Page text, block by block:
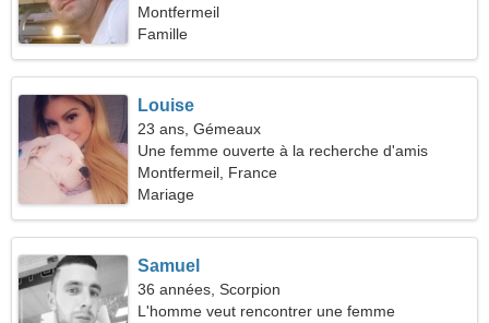
femme cool
Montfermeil
Famille
Louise
23 ans, Gémeaux
Une femme ouverte à la recherche d'amis
Montfermeil, France
Mariage
Samuel
36 années, Scorpion
L'homme veut rencontrer une femme